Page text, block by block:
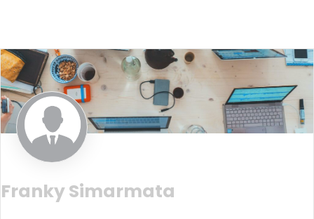
Franky Simarmata